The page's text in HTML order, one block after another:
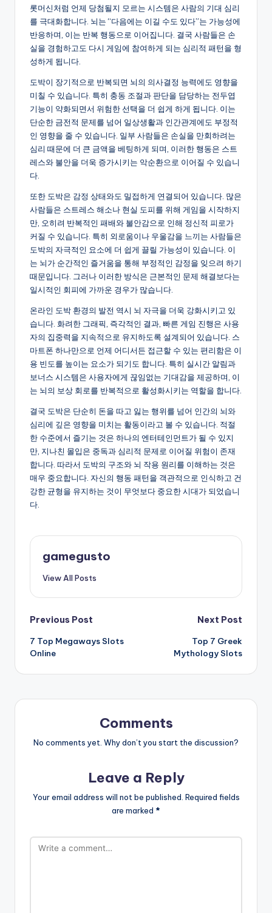
롯머신처럼 언제 당첨될지 모르는 시스템은 사람의 기대 심리
를 극대화합니다. 뇌는 “다음에는 이길 수도 있다”는 가능성에
반응하며, 이는 반복 행동으로 이어집니다. 결국 사람들은 손
실을 경험하고도 다시 게임에 참여하게 되는 심리적 패턴을 형
성하게 됩니다.
도박이 장기적으로 반복되면 뇌의 의사결정 능력에도 영향을
미칠 수 있습니다. 특히 충동 조절과 판단을 담당하는 전두엽
기능이 약화되면서 위험한 선택을 더 쉽게 하게 됩니다. 이는
단순한 금전적 문제를 넘어 일상생활과 인간관계에도 부정적
인 영향을 줄 수 있습니다. 일부 사람들은 손실을 만회하려는
심리 때문에 더 큰 금액을 베팅하게 되며, 이러한 행동은 스트
레스와 불안을 더욱 증가시키는 악순환으로 이어질 수 있습니
다.
또한 도박은 감정 상태와도 밀접하게 연결되어 있습니다. 많은
사람들은 스트레스 해소나 현실 도피를 위해 게임을 시작하지
만, 오히려 반복적인 패배와 불안감으로 인해 정신적 피로가
커질 수 있습니다. 특히 외로움이나 우울감을 느끼는 사람들은
도박의 자극적인 요소에 더 쉽게 끌릴 가능성이 있습니다. 이
는 뇌가 순간적인 즐거움을 통해 부정적인 감정을 잊으려 하기
때문입니다. 그러나 이러한 방식은 근본적인 문제 해결보다는
일시적인 회피에 가까운 경우가 많습니다.
온라인 도박 환경의 발전 역시 뇌 자극을 더욱 강화시키고 있
습니다. 화려한 그래픽, 즉각적인 결과, 빠른 게임 진행은 사용
자의 집중력을 지속적으로 유지하도록 설계되어 있습니다. 스
마트폰 하나만으로 언제 어디서든 접근할 수 있는 편리함은 이
용 빈도를 높이는 요소가 되기도 합니다. 특히 실시간 알림과
보너스 시스템은 사용자에게 끊임없는 기대감을 제공하며, 이
는 뇌의 보상 회로를 반복적으로 활성화시키는 역할을 합니다.
결국 도박은 단순히 돈을 따고 잃는 행위를 넘어 인간의 뇌와
심리에 깊은 영향을 미치는 활동이라고 볼 수 있습니다. 적절
한 수준에서 즐기는 것은 하나의 엔터테인먼트가 될 수 있지
만, 지나친 몰입은 중독과 심리적 문제로 이어질 위험이 존재
합니다. 따라서 도박의 구조와 뇌 작용 원리를 이해하는 것은
매우 중요합니다. 자신의 행동 패턴을 객관적으로 인식하고 건
강한 균형을 유지하는 것이 무엇보다 중요한 시대가 되었습니
다.
gamegusto
View All Posts
Post
navigation
Previous Post
7 Top Megaways Slots
Online
Next Post
Top 7 Greek
Mythology Slots
Comments
No comments yet. Why don’t you start the discussion?
Leave a Reply
Your email address will not be published. Required fields
are marked *